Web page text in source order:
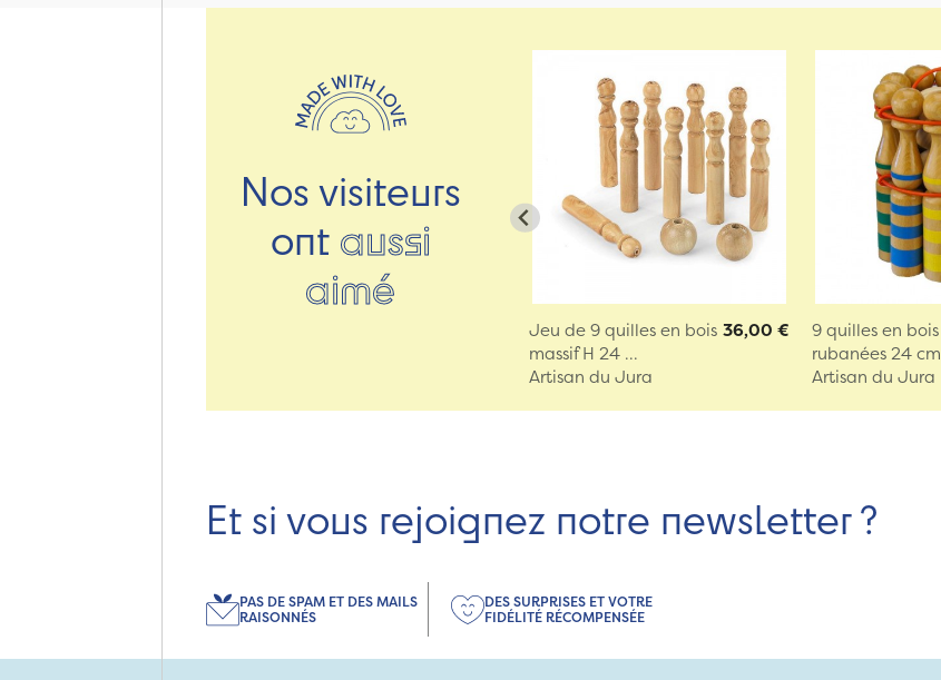
Nos visiteurs
ont aussi
aimé
Jeu de 9 quilles en bois
massif H 24 ...
Artisan du Jura
36,00 €
9 quilles en bois
rubanées 24 cm
Artisan du Jura
Et si vous rejoignez notre newsletter ?
PAS DE SPAM ET DES MAILS
RAISONNÉS
DES SURPRISES ET VOTRE
FIDÉLITÉ RÉCOMPENSÉE